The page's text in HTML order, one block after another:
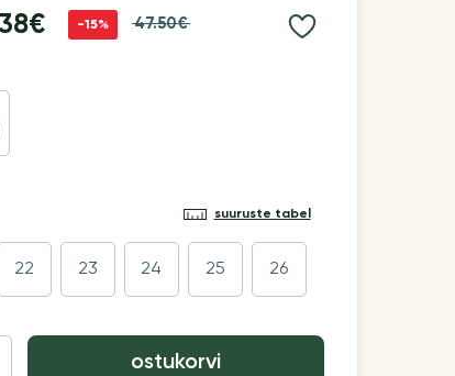
-15% 47.50€
suuruste tabel
22 23 24 25 26
ostukorvi